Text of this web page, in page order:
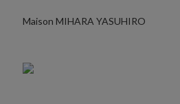
Maison MIHARA YASUHIRO